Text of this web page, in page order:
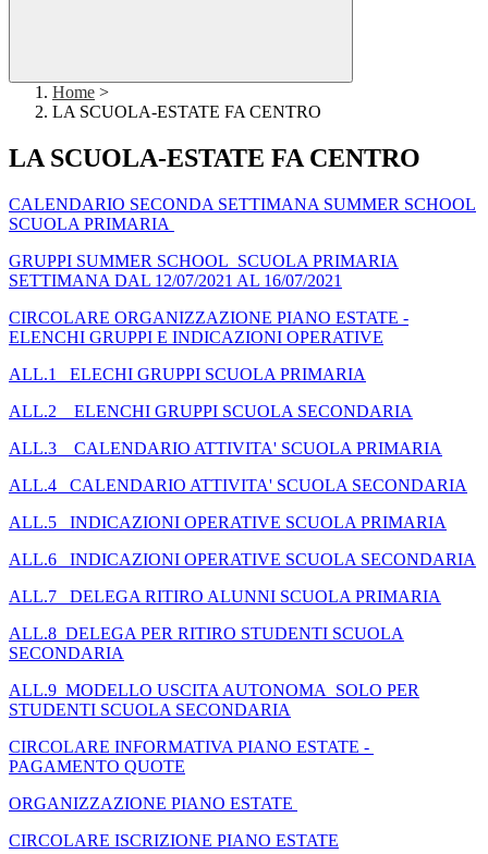
Home >
LA SCUOLA-ESTATE FA CENTRO
LA SCUOLA-ESTATE FA CENTRO
CALENDARIO SECONDA SETTIMANA SUMMER SCHOOL
SCUOLA PRIMARIA
GRUPPI SUMMER SCHOOL SCUOLA PRIMARIA
SETTIMANA DAL 12/07/2021 AL 16/07/2021
CIRCOLARE ORGANIZZAZIONE PIANO ESTATE -
ELENCHI GRUPPI E INDICAZIONI OPERATIVE
ALL.1 ELECHI GRUPPI SCUOLA PRIMARIA
ALL.2 ELENCHI GRUPPI SCUOLA SECONDARIA
ALL.3 CALENDARIO ATTIVITA' SCUOLA PRIMARIA
ALL.4 CALENDARIO ATTIVITA' SCUOLA SECONDARIA
ALL.5 INDICAZIONI OPERATIVE SCUOLA PRIMARIA
ALL.6 INDICAZIONI OPERATIVE SCUOLA SECONDARIA
ALL.7 DELEGA RITIRO ALUNNI SCUOLA PRIMARIA
ALL.8 DELEGA PER RITIRO STUDENTI SCUOLA
SECONDARIA
ALL.9 MODELLO USCITA AUTONOMA SOLO PER
STUDENTI SCUOLA SECONDARIA
CIRCOLARE INFORMATIVA PIANO ESTATE -
PAGAMENTO QUOTE
ORGANIZZAZIONE PIANO ESTATE
CIRCOLARE ISCRIZIONE PIANO ESTATE